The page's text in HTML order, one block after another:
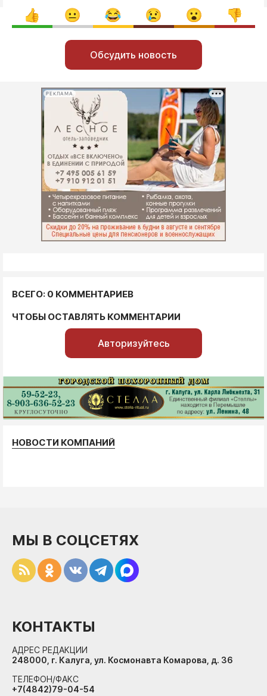
Обсудить новость
РЕКЛАМА
ВСЕГО: 0 КОММЕНТАРИЕВ
ЧТОБЫ ОСТАВЛЯТЬ КОММЕНТАРИИ
Авторизуйтесь
НОВОСТИ КОМПАНИЙ
МЫ В СОЦСЕТЯХ
КОНТАКТЫ
АДРЕС РЕДАКЦИИ
248000, г. Калуга, ул. Космонавта Комарова, д. 36
ТЕЛЕФОН/ФАКС
+7(4842)79-04-54